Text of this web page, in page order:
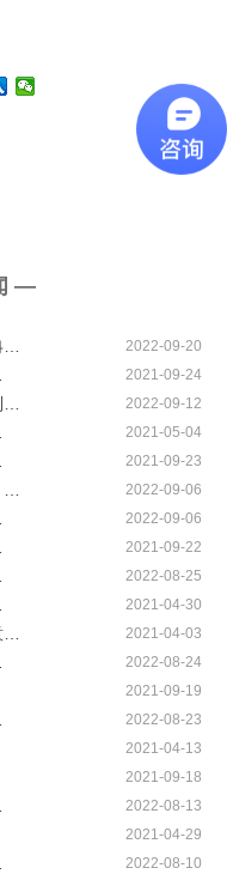
—
2022-09-20
2021-09-24
2022-09-12
2021-05-04
2021-09-23
2022-09-06
2022-09-06
2021-09-22
2022-08-25
2021-04-30
2021-04-03
2022-08-24
2021-09-19
2022-08-23
2021-04-13
2021-09-18
2022-08-13
2021-04-29
2022-08-10